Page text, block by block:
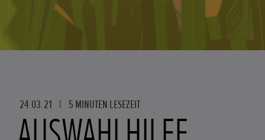
24.03.21 | 5 MINUTEN LESEZEIT